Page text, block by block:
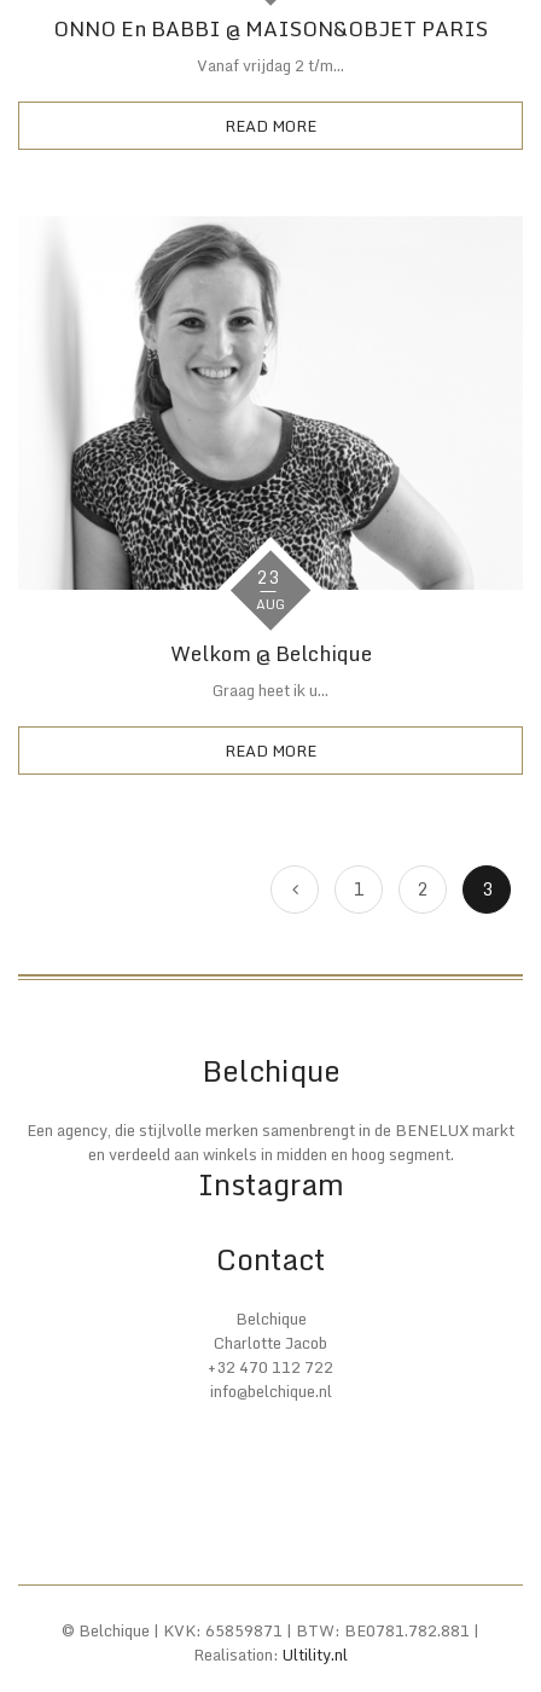
ONNO En BABBI @ MAISON&OBJET PARIS
Vanaf vrijdag 2 t/m...
READ MORE
23
AUG
Welkom @ Belchique
Graag heet ik u...
READ MORE
1 2 3
Belchique
Een agency, die stijlvolle merken samenbrengt in de BENELUX markt
en verdeeld aan winkels in midden en hoog segment.
Instagram
Contact
Belchique
Charlotte Jacob
+32 470 112 722
info@belchique.nl
© Belchique | KVK: 65859871 | BTW: BE0781.782.881 |
Realisation: Ultility.nl